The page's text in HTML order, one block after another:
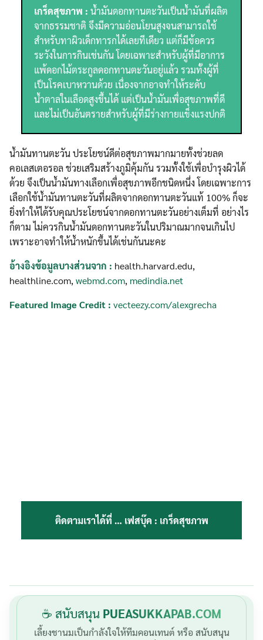
เกร็ดสุขภาพ : น้ำมันดอกทานตะวันเป็นน้ำมันที่ผลิต
จากธรรมชาติ จึงมีความอ่อนโยนสูงจนสามารถใช้
สำหรับทาผิวเด็กทารกได้เลยทีเดียว แต่ก็มีข้อควร
ระวังในการกินเช่นกัน โดยเฉพาะสำหรับผู้ที่มีอาการ
แพ้ดอกไม้ตระกูลดอกทานตะวันอยู่แล้ว รวมทั้งผู้ที่
เป็นโรคเบาหวานด้วย เนื่องจากอาจทำให้ระดับ
น้ำตาลในเลือดสูงขึ้นได้ แต่เป็นน้ำมันเพื่อสุขภาพที่ดี
และไม่เป็นอันตรายสำหรับผู้ที่มีร่างกายแข็งแรงปกติ
น้ำมันทานตะวัน ประโยชน์ดีต่อสุขภาพมากมายทั้งช่วยลด
คอเลสเตอรอล ช่วยเสริมสร้างภูมิคุ้มกัน รวมทั้งใช้เพื่อบำรุงผิวได้
ด้วย จึงเป็นน้ำมันทางเลือกเพื่อสุขภาพอีกชนิดหนึ่ง โดยเฉพาะการ
เลือกใช้น้ำมันทานตะวันที่ผลิตจากดอกทานตะวันแท้ 100% ก็จะ
ยิ่งทำให้ได้รับคุณประโยชน์จากดอกทานตะวันอย่างเต็มที่ อย่างไร
ก็ตาม ไม่ควรกินน้ำมันดอกทานตะวันในปริมาณมากจนเกินไป
เพราะอาจทำให้น้ำหนักขึ้นได้เช่นกันนะคะ
อ้างอิงข้อมูลบางส่วนจาก : health.harvard.edu,
healthline.com, webmd.com, medindia.net
Featured Image Credit : vecteezy.com/alexgrecha
ติดตามเราได้ที่ … เฟสบุ๊ค : เกร็ดสุขภาพ
☕ สนับสนุน PUEASUKKAPAB.COM
เลี้ยงชานมเป็นกำลังใจให้ทีมคอนเทนต์ หรือ สนับสนุน